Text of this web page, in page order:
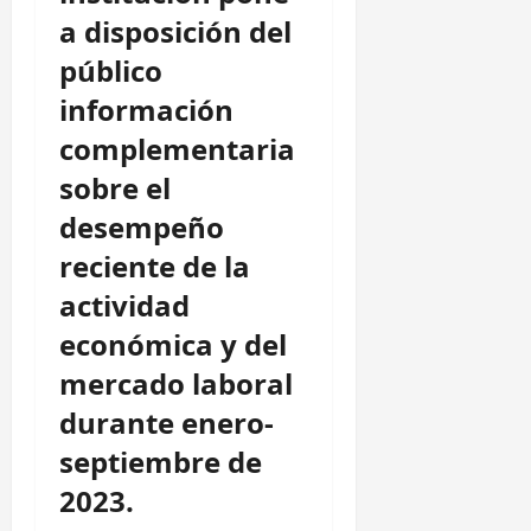
a disposición del
público
información
complementaria
sobre el
desempeño
reciente de la
actividad
económica y del
mercado laboral
durante enero-
septiembre de
2023.